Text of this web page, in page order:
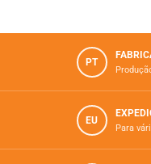
PT
EU
Para